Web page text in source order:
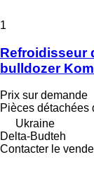
1
Refroidisseur
bulldozer
Prix sur demande
Pièces détachées
Ukraine
Delta-Budteh
Contacter le